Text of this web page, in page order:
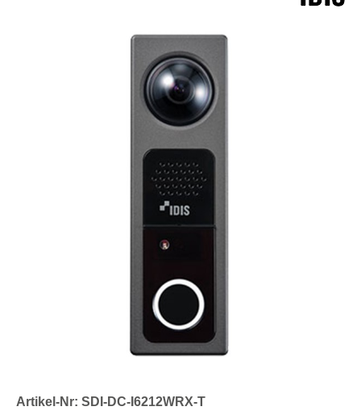
Artikel-Nr: SDI-DC-I6212WRX-T